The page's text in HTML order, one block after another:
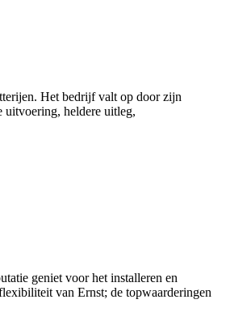
Het bedrijf valt op door zijn
uitvoering, heldere uitleg,
geniet voor het installeren en
van Ernst; de topwaarderingen